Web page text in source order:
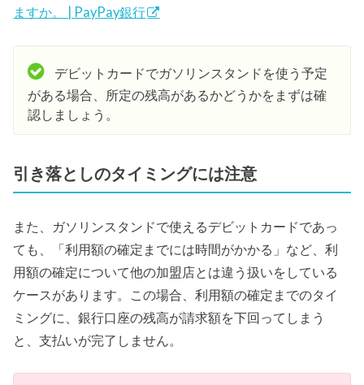
ますか。 | PayPay銀行
デビットカードでガソリンスタンドを使う予定
がある場合、所定の残高があるかどうかをまずは確
認しましょう。
引き落としのタイミングには注意
また、ガソリンスタンドで使えるデビットカードであっ
ても、「利用額の確定までには時間がかかる」など、利
用額の確定について他の加盟店とは違う扱いをしている
ケースがあります。この場合、利用額の確定までのタイ
ミングに、銀行口座の残高が請求額を下回ってしまう
と、支払いが完了しません。